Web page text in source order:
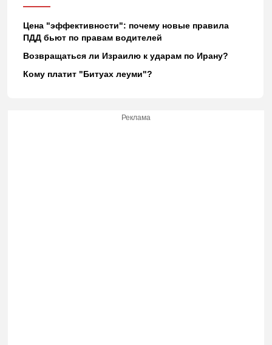
Цена "эффективности": почему новые правила
ПДД бьют по правам водителей
Возвращаться ли Израилю к ударам по Ирану?
Кому платит "Битуах леуми"?
Реклама